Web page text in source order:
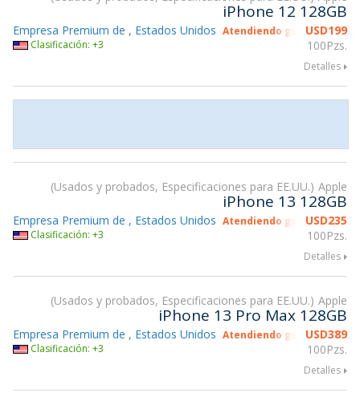
iPhone 12 128GB
USD199
100Pzs.
Empresa Premium de , Estados Unidos Atendiendo gsmX Hong
Clasificación: +3
Detalles
Usados y probados, Especificaciones para EE.UU. Apple
iPhone 13 128GB
USD235
100Pzs.
Empresa Premium de , Estados Unidos Atendiendo gsmX Hong
Clasificación: +3
Detalles
Usados y probados, Especificaciones para EE.UU. Apple
iPhone 13 Pro Max 128GB
USD389
100Pzs.
Empresa Premium de , Estados Unidos Atendiendo gsmX Hong
Clasificación: +3
Detalles